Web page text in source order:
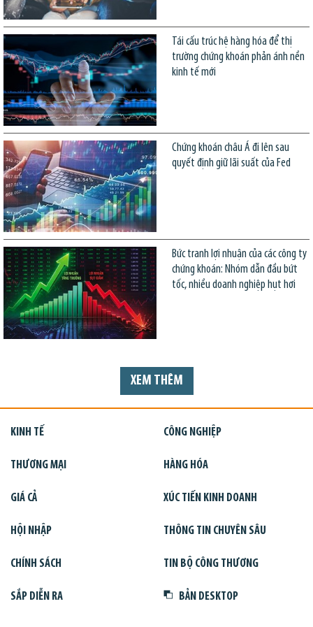
Tái cấu trúc hệ hàng hóa để thị
trường chứng khoán phản ánh nền
kinh tế mới
Chứng khoán châu Á đi lên sau
quyết định giữ lãi suất của Fed
Bức tranh lợi nhuận của các công ty
chứng khoán: Nhóm dẫn đầu bứt
tốc, nhiều doanh nghiệp hụt hơi
XEM THÊM
KINH TẾ CÔNG NGHIỆP
THƯƠNG MẠI HÀNG HÓA
GIÁ CẢ XÚC TIẾN KINH DOANH
HỘI NHẬP THÔNG TIN CHUYÊN SÂU
CHÍNH SÁCH TIN BỘ CÔNG THƯƠNG
SẮP DIỄN RA BẢN DESKTOP